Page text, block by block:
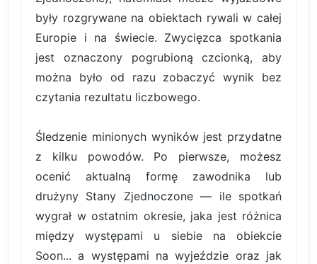
były rozgrywane na obiektach rywali w całej
Europie i na świecie. Zwycięzca spotkania
jest oznaczony pogrubioną czcionką, aby
można było od razu zobaczyć wynik bez
czytania rezultatu liczbowego.
Śledzenie minionych wyników jest przydatne
z kilku powodów. Po pierwsze, możesz
ocenić aktualną formę zawodnika lub
drużyny Stany Zjednoczone — ile spotkań
wygrał w ostatnim okresie, jaka jest różnica
między występami u siebie na obiekcie
Soon... a występami na wyjeździe oraz jak